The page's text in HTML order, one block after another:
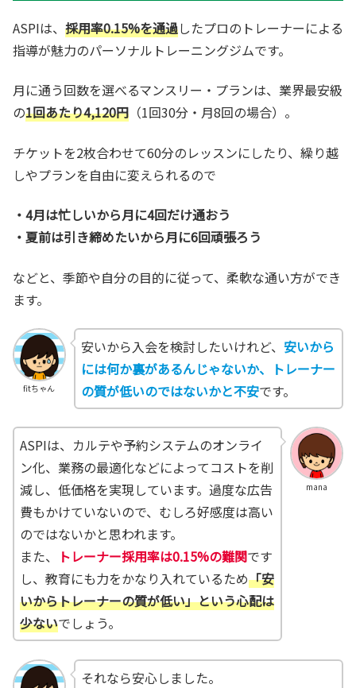
ASPIは、 採用率0.15%を通過したプロのトレーナーによる
指導が魅力のパーソナルトレーニングジムです。
月に通う回数を選べるマンスリー・プランは、業界最安級
の1回あたり4,120円 （1回30分・月8回の場合）。
チケットを2枚合わせて60分のレッスンにしたり、繰り越
しやプランを自由に変えられるので
・4月は忙しいから月に4回だけ通おう
・夏前は引き締めたいから月に6回頑張ろう
などと、季節や自分の目的に従って、柔軟な通い方ができ
ます。
fitちゃん
安いから入会を検討したいけれど、 安いから
には何か裏があるんじゃないか、トレーナー
の質が低いのではないかと不安です。
mana
ASPIは、カルテや予約システムのオンライ
ン化、業務の最適化などによってコストを削
減し、低価格を実現しています。過度な広告
費もかけていないので、むしろ好感度は高い
のではないかと思われます。
また、
トレーナー採用率は0.15%の難関です
し、教育にも力をかなり入れているため「安
いからトレーナーの質が低い」という心配は
少ないでしょう。
それなら安心しました。